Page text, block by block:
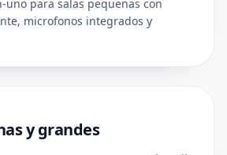
uno para salas pequenas con
microfonos integrados y
y grandes